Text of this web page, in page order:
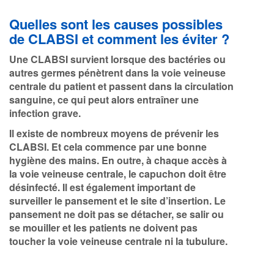
Quelles sont les causes possibles
de CLABSI et comment les éviter ?
Une CLABSI survient lorsque des bactéries ou
autres germes pénètrent dans la voie veineuse
centrale du patient et passent dans la circulation
sanguine, ce qui peut alors entraîner une
infection grave.
Il existe de nombreux moyens de prévenir les
CLABSI. Et cela commence par une bonne
hygiène des mains. En outre, à chaque accès à
la voie veineuse centrale, le capuchon doit être
désinfecté. Il est également important de
surveiller le pansement et le site d’insertion. Le
pansement ne doit pas se détacher, se salir ou
se mouiller et les patients ne doivent pas
toucher la voie veineuse centrale ni la tubulure.